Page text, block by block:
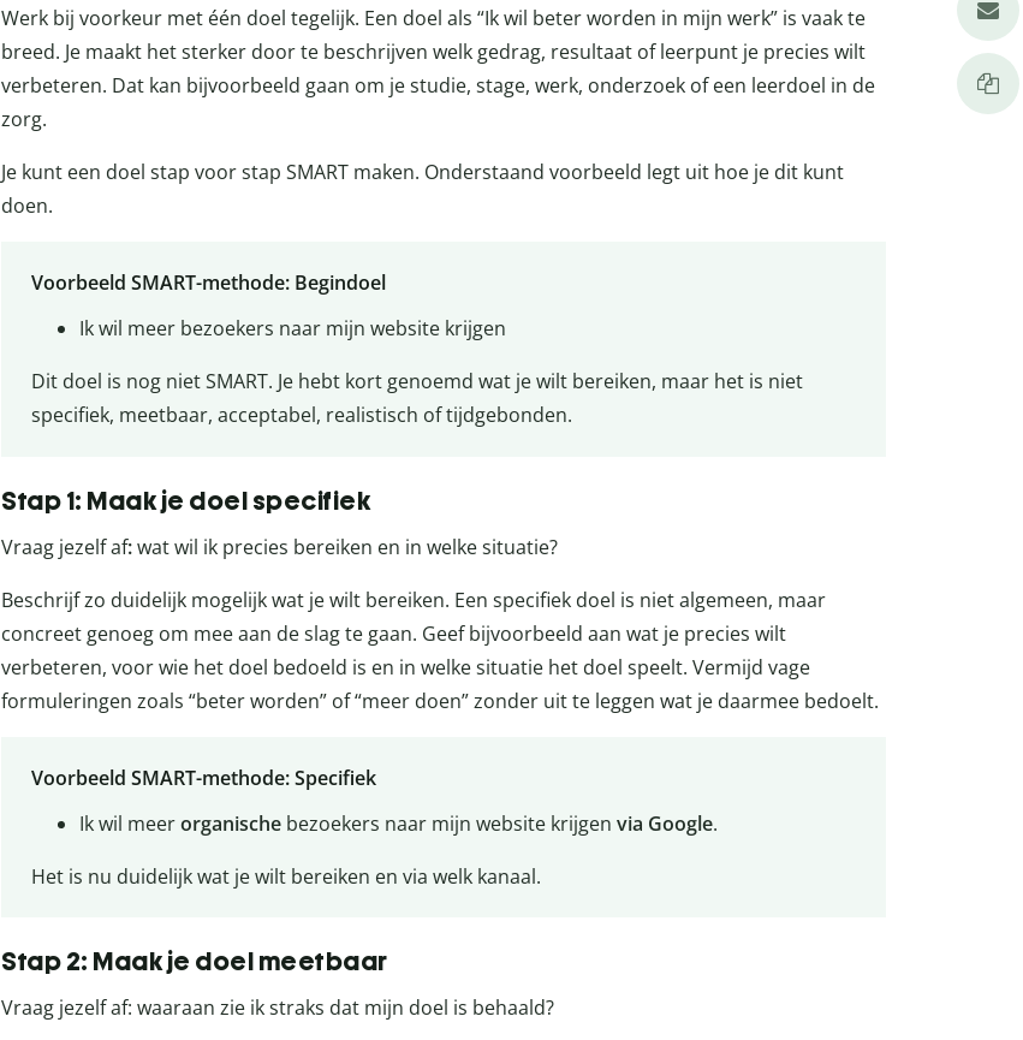
Werk bij voorkeur met één doel tegelijk. Een doel als “Ik wil beter worden in mijn werk” is vaak te
breed. Je maakt het sterker door te beschrijven welk gedrag, resultaat of leerpunt je precies wilt
verbeteren. Dat kan bijvoorbeeld gaan om je studie, stage, werk, onderzoek of een leerdoel in de
zorg.
Je kunt een doel stap voor stap SMART maken. Onderstaand voorbeeld legt uit hoe je dit kunt
doen.
Voorbeeld SMART-methode: Begindoel
Ik wil meer bezoekers naar mijn website krijgen
Dit doel is nog niet SMART. Je hebt kort genoemd wat je wilt bereiken, maar het is niet
specifiek, meetbaar, acceptabel, realistisch of tijdgebonden.
Stap 1: Maak je doel specifiek
Vraag jezelf af:wat wil ik precies bereiken en in welke situatie?
Beschrijf zo duidelijk mogelijk wat je wilt bereiken. Een specifiek doel is niet algemeen, maar
concreet genoeg om mee aan de slag te gaan. Geef bijvoorbeeld aan wat je precies wilt
verbeteren, voor wie het doel bedoeld is en in welke situatie het doel speelt. Vermijd vage
formuleringen zoals “beter worden” of “meer doen” zonder uit te leggen wat je daarmee bedoelt.
Voorbeeld SMART-methode: Specifiek
Ik wil meerorganische bezoekers naar mijn website krijgen via Google.
Het is nu duidelijk wat je wilt bereiken en via welk kanaal.
Stap 2: Maak je doel meetbaar
Vraag jezelf af: waaraan zie ik straks dat mijn doel is behaald?